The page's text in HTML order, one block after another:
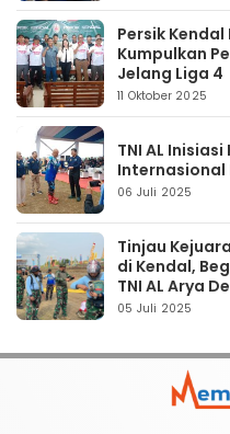
Persik
Kumpulkan
Jelang Liga 4
11 Oktober 2025
TNI AL
Internasional
06 Juli 2025
Tinjau
di Kendal,
TNI AL Arya
05 Juli 2025